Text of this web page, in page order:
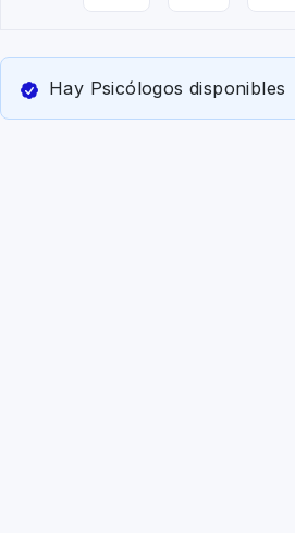
Hay Psicólogos disponibles